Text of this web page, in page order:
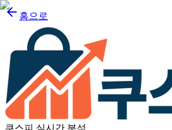
홈으로
쿠스피 실시간 분석